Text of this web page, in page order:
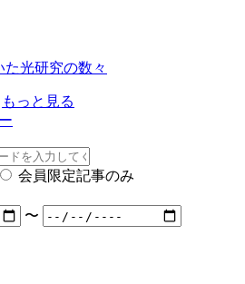
た光研究の数々
もっと見る
会員限定記事のみ
〜